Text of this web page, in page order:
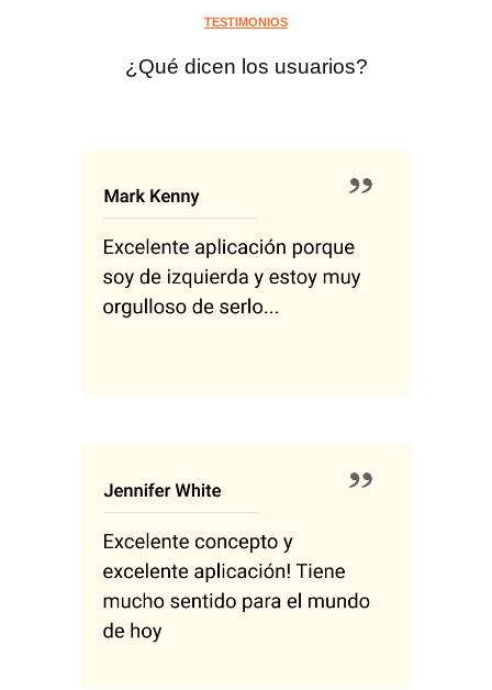
TESTIMONIOS
¿Qué dicen los usuarios?